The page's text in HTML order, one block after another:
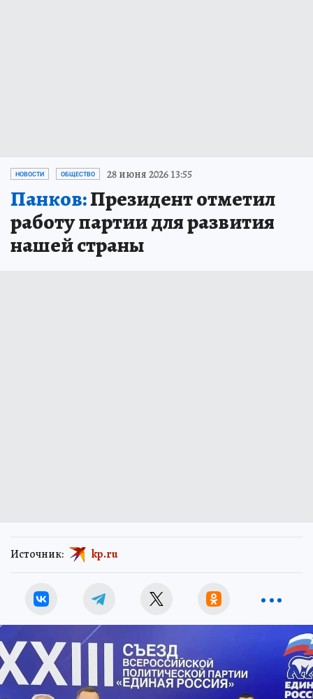
НОВОСТИ ОБЩЕСТВО 28 июня 2026 13:55
Панков:Президент отметил
работу партии для развития
нашей страны
Источник: kp.ru